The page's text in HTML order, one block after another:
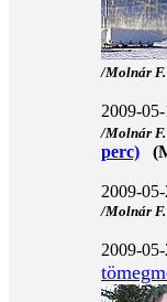
/Molnár
2009-
/Molnár
perc)
2009-
/Molnár
2009-